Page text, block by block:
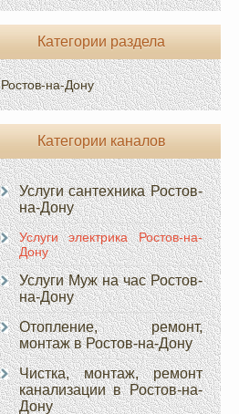
Категории раздела
Ростов-на-Дону
Категории каналов
Услуги сантехника Ростов-
на-Дону
Услуги электрика Ростов-на-
Дону
Услуги Муж на час Ростов-
на-Дону
Отопление, ремонт,
монтаж в Ростов-на-Дону
Чистка, монтаж, ремонт
канализации в Ростов-на-
Дону